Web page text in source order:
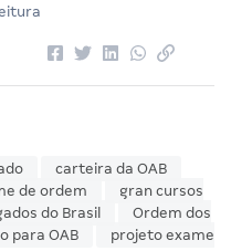
carteira da OAB
de ordem
gran cursos
do Brasil
Ordem dos
para OAB
projeto exame